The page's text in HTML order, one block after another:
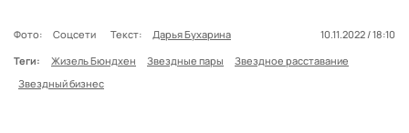
Фото: Соцсети Текст: Дарья Бухарина
10.11.2022 / 18:10
Теги:
Жизель Бюндхен Звездные пары
Звездное расставание
Звездный бизнес